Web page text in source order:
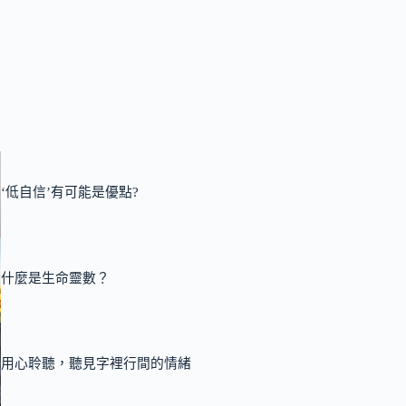
‘低自信’有可能是優點?
什麼是生命靈數？
用心聆聽，聽見字裡行間的情緒